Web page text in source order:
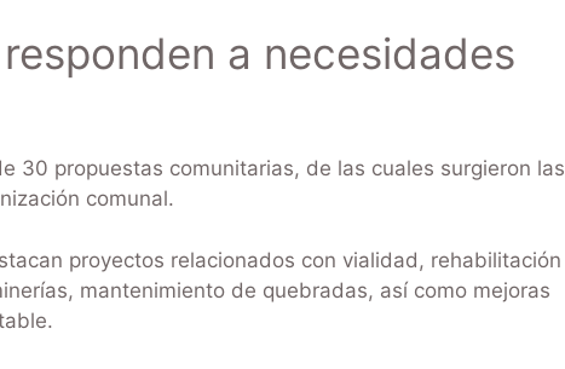
a necesidades
30 propuestas comunitarias, de las cuales surgieron las
comunal.
proyectos relacionados con vialidad, rehabilitación
mantenimiento de quebradas, así como mejoras